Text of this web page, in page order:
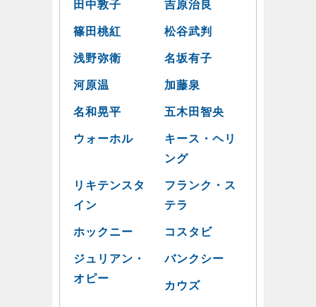
田中敦子 吉原治良
篠田桃紅 松谷武判
浅野弥衛 名坂有子
河原温 加藤泉
名和晃平 五木田智央
ウォーホル
キース・ヘリ
ング
リキテンスタ
イン
フランク・ス
テラ
ホックニー コスタビ
ジュリアン・
オピー
バンクシー
カウズ